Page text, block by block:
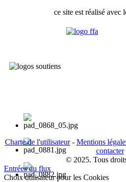
ce site est réalisé avec
Charte de l'utilisateur- Mentions
contacter
© 2025. Tous
Entrées du flux
Choix utilisateur pour les Cookies